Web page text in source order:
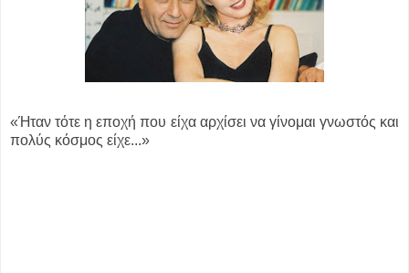
«Ήταν τότε η εποχή που είχα αρχίσει να γίνομαι γνωστός και
πολύς κόσμος είχε...»